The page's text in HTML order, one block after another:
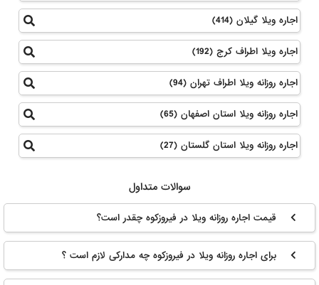
اجاره ویلا گیلان (414)
اجاره ویلا اطراف کرج (192)
اجاره روزانه ویلا اطراف تهران (94)
اجاره روزانه ویلا استان اصفهان (65)
اجاره روزانه ویلا استان گلستان (27)
سوالات متداول
قیمت اجاره روزانه ویلا در فیروزکوه چقدر است؟
برای اجاره روزانه ویلا در فیروزکوه چه مدارکی لازم است ؟